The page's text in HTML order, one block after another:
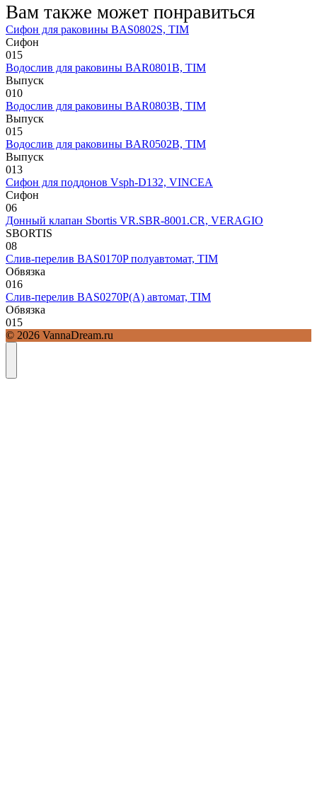
Вам также может понравиться
Сифон для раковины BAS0802S, TIM
Сифон
015
Водослив для раковины BAR0801B, TIM
Выпуск
010
Водослив для раковины BAR0803B, TIM
Выпуск
015
Водослив для раковины BAR0502B, TIM
Выпуск
013
Сифон для поддонов Vsph-D132, VINCEA
Сифон
06
Донный клапан Sbortis VR.SBR-8001.CR, VERAGIO
SBORTIS
08
Слив-перелив BAS0170P полуавтомат, TIM
Обвязка
016
Слив-перелив BAS0270P(A) автомат, TIM
Обвязка
015
© 2026 VannaDream.ru